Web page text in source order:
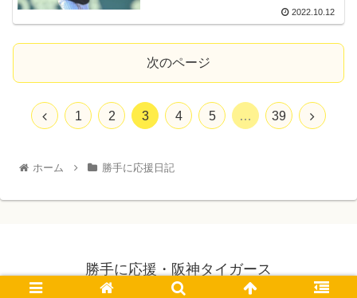
2022.10.12
次のページ
1 2 3 4 5 … 39
ホーム 勝手に応援日記
勝手に応援・阪神タイガース
© 2021 勝手に応援・阪神タイガース.